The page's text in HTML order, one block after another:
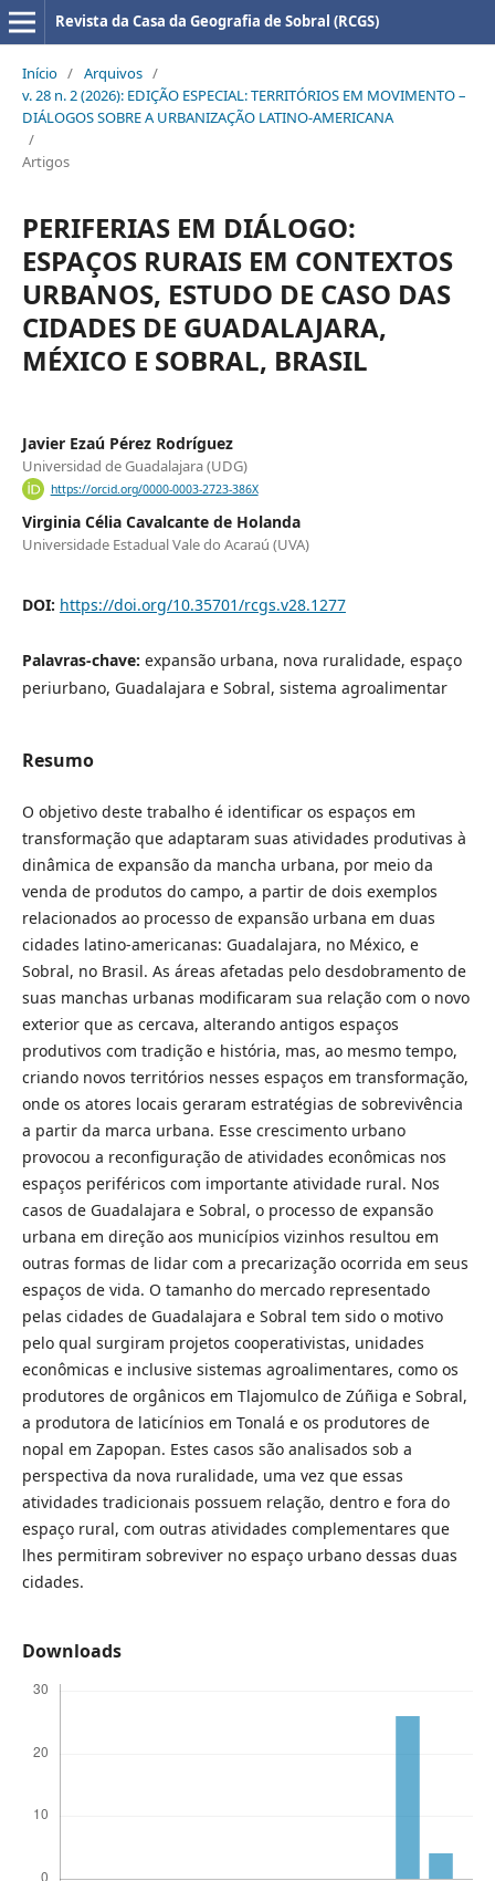
Revista da Casa da Geografia de Sobral (RCGS)
Início / Arquivos /
v. 28 n. 2 (2026): EDIÇÃO ESPECIAL: TERRITÓRIOS EM MOVIMENTO –
DIÁLOGOS SOBRE A URBANIZAÇÃO LATINO-AMERICANA
/
Artigos
PERIFERIAS EM DIÁLOGO:
ESPAÇOS RURAIS EM CONTEXTOS
URBANOS, ESTUDO DE CASO DAS
CIDADES DE GUADALAJARA,
MÉXICO E SOBRAL, BRASIL
Javier Ezaú Pérez Rodríguez
Universidad de Guadalajara (UDG)
https://orcid.org/0000-0003-2723-386X
Virginia Célia Cavalcante de Holanda
Universidade Estadual Vale do Acaraú (UVA)
DOI: https://doi.org/10.35701/rcgs.v28.1277
Palavras-chave: expansão urbana, nova ruralidade, espaço
periurbano, Guadalajara e Sobral, sistema agroalimentar
Resumo
O objetivo deste trabalho é identificar os espaços em
transformação que adaptaram suas atividades produtivas à
dinâmica de expansão da mancha urbana, por meio da
venda de produtos do campo, a partir de dois exemplos
relacionados ao processo de expansão urbana em duas
cidades latino-americanas: Guadalajara, no México, e
Sobral, no Brasil. As áreas afetadas pelo desdobramento de
suas manchas urbanas modificaram sua relação com o novo
exterior que as cercava, alterando antigos espaços
produtivos com tradição e história, mas, ao mesmo tempo,
criando novos territórios nesses espaços em transformação,
onde os atores locais geraram estratégias de sobrevivência
a partir da marca urbana. Esse crescimento urbano
provocou a reconfiguração de atividades econômicas nos
espaços periféricos com importante atividade rural. Nos
casos de Guadalajara e Sobral, o processo de expansão
urbana em direção aos municípios vizinhos resultou em
outras formas de lidar com a precarização ocorrida em seus
espaços de vida. O tamanho do mercado representado
pelas cidades de Guadalajara e Sobral tem sido o motivo
pelo qual surgiram projetos cooperativistas, unidades
econômicas e inclusive sistemas agroalimentares, como os
produtores de orgânicos em Tlajomulco de Zúñiga e Sobral,
a produtora de laticínios em Tonalá e os produtores de
nopal em Zapopan. Estes casos são analisados sob a
perspectiva da nova ruralidade, uma vez que essas
atividades tradicionais possuem relação, dentro e fora do
espaço rural, com outras atividades complementares que
lhes permitiram sobreviver no espaço urbano dessas duas
cidades.
Downloads